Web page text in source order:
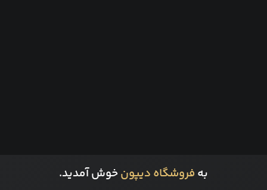
به فروشگاه دیپونخوش آمدید.